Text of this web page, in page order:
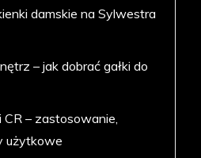
damskie na Sylwestra
– jak dobrać gałki do
– zastosowanie,
użytkowe